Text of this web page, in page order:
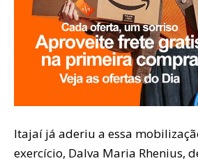
Itajaí já aderiu a essa
exercício, Dalva Maria Rhenius,